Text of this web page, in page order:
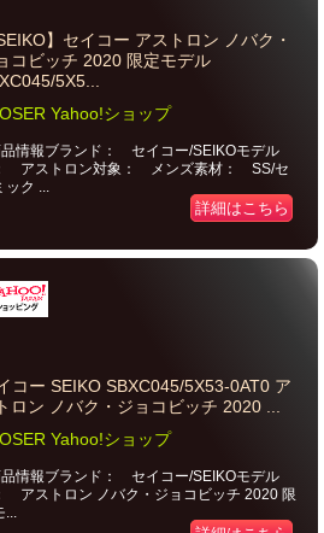
SEIKO】セイコー アストロン ノバク・
コビッチ 2020 限定モデル
5X5...
Yahoo!ショップ
情報ブランド： セイコー/SEIKOモデル
アストロン対象： メンズ素材： SS/セ
ック ...
詳細はこちら
コー SEIKO SBXC045/5X53-0AT0 ア
ロン ノバク・ジョコビッチ 2020 ...
Yahoo!ショップ
情報ブランド： セイコー/SEIKOモデル
アストロン ノバク・ジョコビッチ 2020 限
...